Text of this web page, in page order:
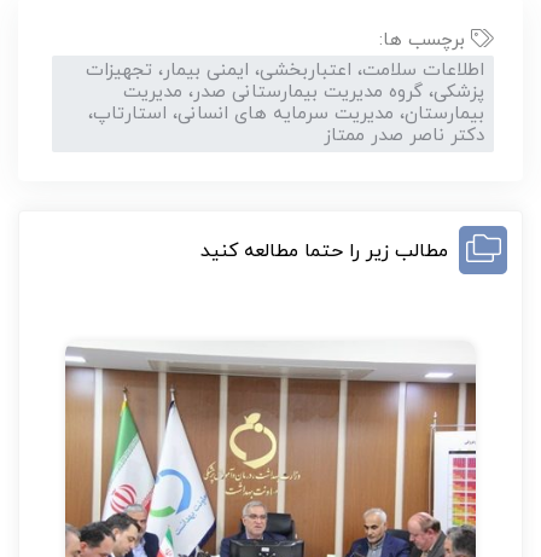
برچسب ها:
اطلاعات سلامت، اعتباربخشی، ایمنی بیمار، تجهیزات
پزشکی، گروه مدیریت بیمارستانی صدر، مدیریت
بیمارستان، مدیریت سرمایه های انسانی، استارتاپ،
دکتر ناصر صدر ممتاز
مطالب زیر را حتما مطالعه کنید